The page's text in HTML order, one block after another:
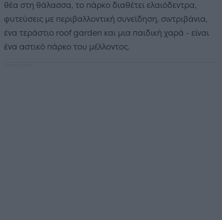
θέα στη θάλασσα, το πάρκο διαθέτει ελαιόδεντρα,
φυτεύσεις με περιβαλλοντική συνείδηση, σιντριβάνια,
ένα τεράστιο roof garden και μια παιδική χαρά - είναι
ένα αστικό πάρκο του μέλλοντος.